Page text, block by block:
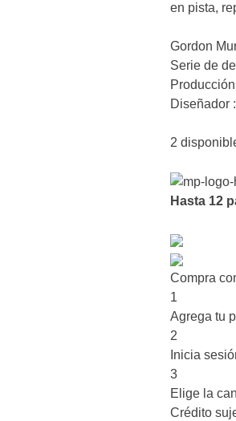
en pista,
Gordon
Serie de
Diseñador
2
Hasta 12
Compra
1
Agrega tu
2
Inicia
3
Elige la
Crédito